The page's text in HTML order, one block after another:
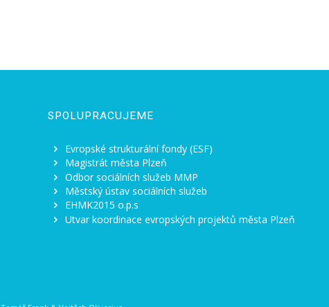
SPOLUPRACUJEME
Evropské strukturální fondy (ESF)
Magistrát města Plzeň
Odbor sociálních služeb MMP
Městský ústav sociálních služeb
EHMK2015 o.p.s
Utvar koordinace evropských projektů města Plzeň